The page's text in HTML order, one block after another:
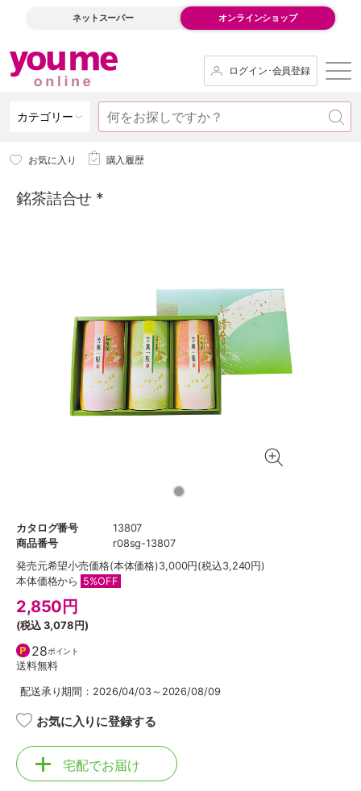
ネットスーパー オンラインショップ
ログイン･会員登録
カテゴリー
お気に入り 購入履歴
銘茶詰合せ *
カタログ番号
13807
商品番号
r08sg-13807
発売元希望小売価格(本体価格)3,000円(税込3,240円)
本体価格から 5%OFF
2,850 円
(税込3,078円)
28ポイント
送料無料
配送承り期間：2026/04/03～2026/08/09
お気に入りに登録する
宅配でお届け